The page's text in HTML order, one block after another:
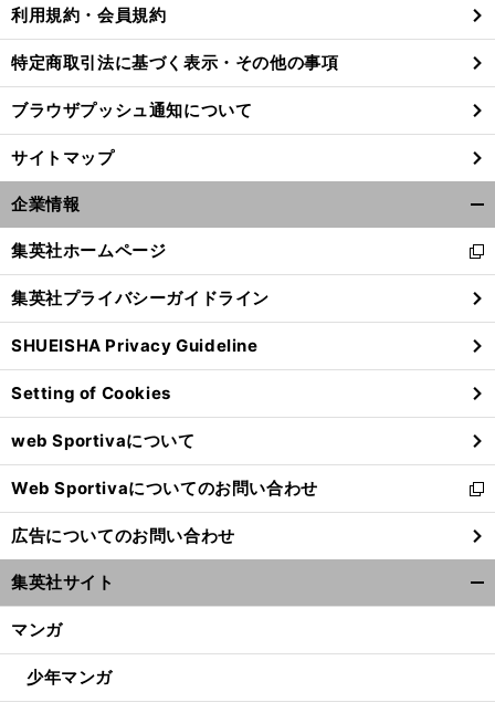
利用規約・会員規約
特定商取引法に基づく表示・その他の事項
ブラウザプッシュ通知について
サイトマップ
企業情報
閉
る
集英社ホームページ
新
し
い
ウ
ィ
ン
ド
ウ
で
開
く
集英社プライバシーガイドライン
SHUEISHA Privacy Guideline
Setting of Cookies
web Sportivaについて
Web Sportivaについてのお問い合わせ
新
し
い
ウ
ィ
ン
ウ
開
広告についてのお問い合わせ
集英社サイト
マンガ
少年マンガ